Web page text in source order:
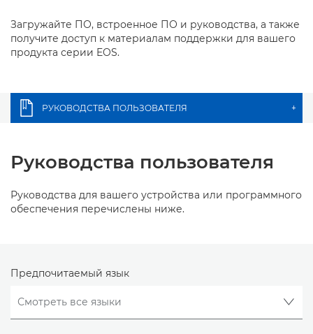
Загружайте ПО, встроенное ПО и руководства, а также
получите доступ к материалам поддержки для вашего
продукта серии EOS.
РУКОВОДСТВА ПОЛЬЗОВАТЕЛЯ +
Руководства пользователя
Руководства для вашего устройства или программного
обеспечения перечислены ниже.
Предпочитаемый язык